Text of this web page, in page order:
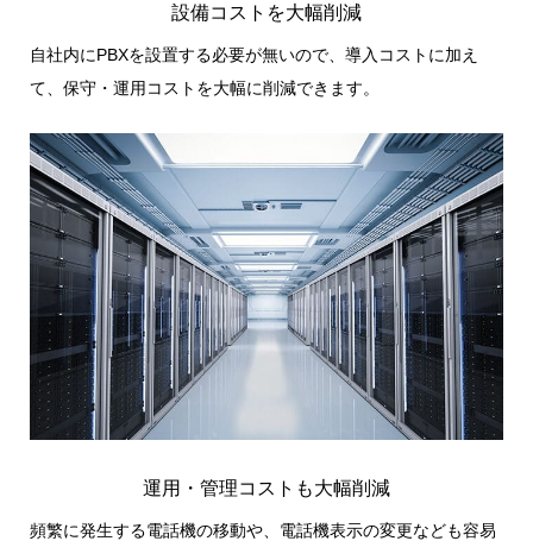
設備コストを大幅削減
自社内にPBXを設置する必要が無いので、導入コストに加え
て、保守・運用コストを大幅に削減できます。
運用・管理コストも大幅削減
頻繁に発生する電話機の移動や、電話機表示の変更なども容易